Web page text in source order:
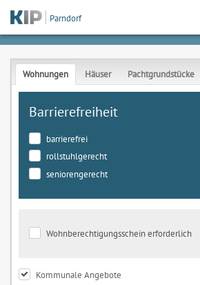
Parndorf
Wohnungen Häuser Pachtgrundstücke
Barrierefreiheit
barrierefrei
rollstuhlgerecht
seniorengerecht
Wohnberechtigungsschein erforderlich
Kommunale Angebote